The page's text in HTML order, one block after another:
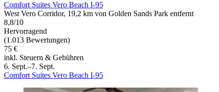
Comfort Suites Vero Beach I-95
West Vero Corridor, 19,2 km von Golden Sands Park entfernt
8,8/10
Hervorragend
(1.013 Bewertungen)
75 €
inkl. Steuern & Gebühren
6. Sept.–7. Sept.
Comfort Suites Vero Beach I-95